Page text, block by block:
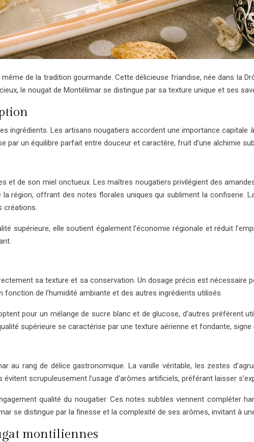
de la tradition gourmande. Cette délicieuse friandise, née dans la
le nougat de Montélimar se distingue par sa texture unique et ses
ingrédients. Les artisans nougatiers accordent une importance
par un équilibre parfait entre douceur et caractère, fruit d’une alchimie
de son miel onctueux. Les maîtres nougatiers privilégient des
région, offrant des notes florales uniques qui subliment la confiserie.
créations.
supérieure, elle soutient également l’économie régionale et réduit
sa texture et sa conservation. Un dosage précis est nécessaire
de l’humidité ambiante et des autres ingrédients utilisés.
pour un mélange de sucre blanc et de glucose, d’autres préfèrent
supérieure se caractérise par une texture aérienne et fondante, signe
au rang de délice gastronomique. La vanille véritable, les zestes
scrupuleusement l’usage d’arômes artificiels, préférant laisser
qualité du nougatier. Ces notes subtiles viennent compléter
se distingue par la finesse et la complexité de ses arômes, invitant à
montiliennes